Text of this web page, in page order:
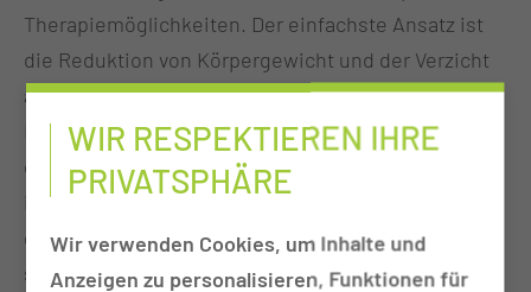
Therapiemöglichkeiten. Der einfachste Ansatz ist
die Reduktion von Körpergewicht und der Verzicht
auf Alkohol. Der oben beschriebene Zyklus der
Entstehung von Schnarchen und Atempausen kann
dadurch unterbrochen werden. Es bleibt jedoch
immer noch eine große Anzahl von Patienten übrig,
die trotz Normalgewicht und Alkoholverzicht
schnarchen. Bei diesen Patienten gilt es genauer
WIR RESPEKTIEREN IHRE
PRIVATSPHÄRE
Wir verwenden Cookies, um Inhalte und
Anzeigen zu personalisieren, Funktionen für